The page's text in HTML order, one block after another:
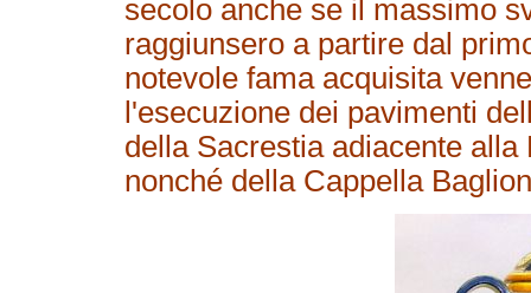
secolo anche se il massimo
raggiunsero a partire dal
notevole fama acquisita
l'esecuzione dei pavimenti
della Sacrestia adiacente
nonché della Cappella